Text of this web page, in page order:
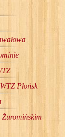
Płońsk